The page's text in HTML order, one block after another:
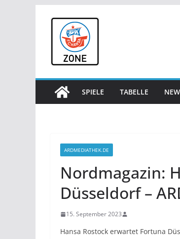
springen
SPIELE TABELLE
ARDMEDIATHEK.DE
Nordmagazin:
Düsseldorf –
15. September 2023
Hansa Rostock erwartet Fortuna